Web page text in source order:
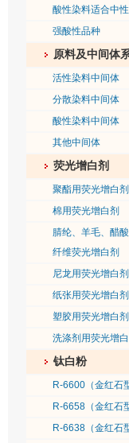
酸性染料适合中
强酸性品种
原料及中间体
活性染料中间体
分散染料中间体
酸性染料中间体
其他中间体
荧光增白剂
聚酯用荧光增白剂
棉用荧光增白剂
腈纶、羊毛、醋酸
纤维荧光增白剂
尼龙用荧光增白剂
纸张用荧光增白剂
塑胶用荧光增白剂
洗涤剂用荧光增白
钛白粉
R-6600（金红石
R-6658（金红石
R-6638（金红石